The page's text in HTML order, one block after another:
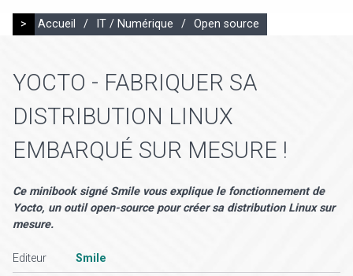
> Accueil / IT / Numérique / Open source
YOCTO - FABRIQUER SA
DISTRIBUTION LINUX
EMBARQUÉ SUR MESURE !
Ce minibook signé Smile vous explique le fonctionnement de
Yocto, un outil open-source pour créer sa distribution Linux sur
mesure.
Editeur Smile